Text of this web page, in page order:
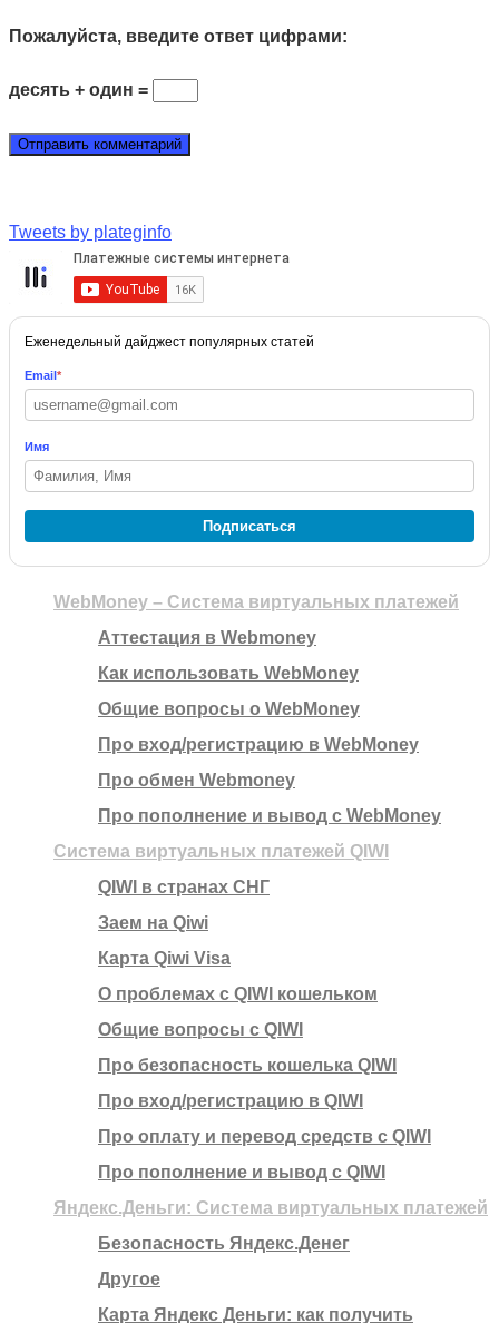
Пожалуйста, введите ответ цифрами:
десять + один =
Tweets by plateginfo
Еженедельный дайджест популярных статей
Email*
Имя
Подписаться
WebMoney – Система виртуальных платежей
Аттестация в Webmoney
Как использовать WebMoney
Общие вопросы о WebMoney
Про вход/регистрацию в WebMoney
Про обмен Webmoney
Про пополнение и вывод с WebMoney
Система виртуальных платежей QIWI
QIWI в странах СНГ
Заем на Qiwi
Карта Qiwi Visa
О проблемах с QIWI кошельком
Общие вопросы с QIWI
Про безопасность кошелька QIWI
Про вход/регистрацию в QIWI
Про оплату и перевод средств c QIWI
Про пополнение и вывод с QIWI
Яндекс.Деньги: Система виртуальных платежей
Безопасность Яндекс.Денег
Другое
Карта Яндекс Деньги: как получить